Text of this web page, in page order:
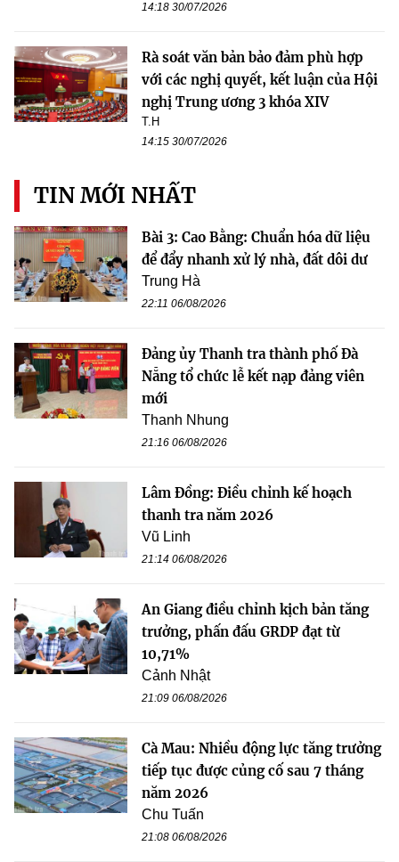
14:18 30/07/2026
Rà soát văn bản bảo đảm phù hợp
với các nghị quyết, kết luận của Hội
nghị Trung ương 3 khóa XIV
T.H
14:15 30/07/2026
TIN MỚI NHẤT
Bài 3: Cao Bằng: Chuẩn hóa dữ liệu
để đẩy nhanh xử lý nhà, đất dôi dư
Trung Hà
22:11 06/08/2026
Đảng ủy Thanh tra thành phố Đà
Nẵng tổ chức lễ kết nạp đảng viên
mới
Thanh Nhung
21:16 06/08/2026
Lâm Đồng: Điều chỉnh kế hoạch
thanh tra năm 2026
Vũ Linh
21:14 06/08/2026
An Giang điều chỉnh kịch bản tăng
trưởng, phấn đấu GRDP đạt từ
10,71%
Cảnh Nhật
21:09 06/08/2026
Cà Mau: Nhiều động lực tăng trưởng
tiếp tục được củng cố sau 7 tháng
năm 2026
Chu Tuấn
21:08 06/08/2026